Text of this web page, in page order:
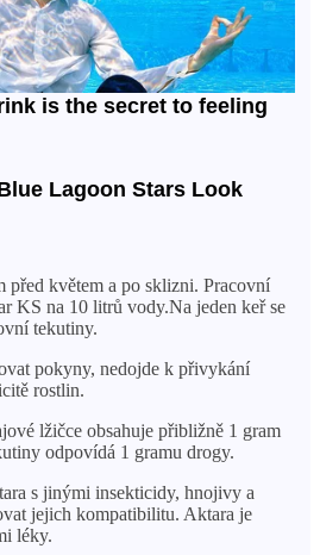
před květem a po sklizni. Pracovní
KS na 10 litrů vody.Na jeden keř se
tekutiny.
pokyny, nedojde k přivykání
rostlin.
lžičce obsahuje přibližně 1 gram
odpovídá 1 gramu drogy.
s jinými insekticidy, hnojivy a
jejich kompatibilitu. Aktara je
léky.